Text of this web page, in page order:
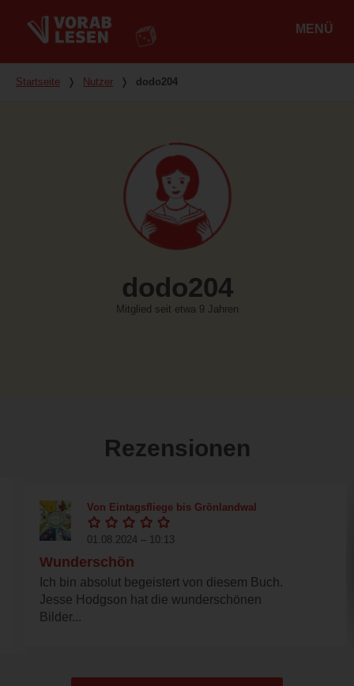
MENÜ
Du bist hier
Startseite ❭ Nutzer ❭ dodo204
dodo204
Mitglied seit etwa 9 Jahren
Rezensionen
Von Eintagsfliege bis Grönlandwal
01.08.2024 – 10:13
Wunderschön
Ich bin absolut begeistert von diesem Buch.
Jesse Hodgson hat die wunderschönen
Bilder...